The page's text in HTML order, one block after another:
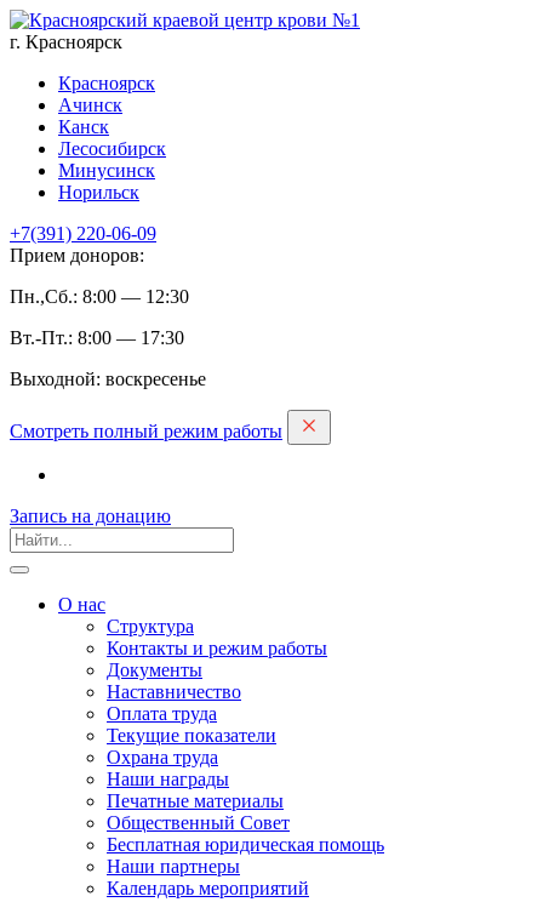
г. Красноярск
Красноярск
Ачинск
Канск
Лесосибирск
Минусинск
Норильск
+7(391) 220-06-09
Прием доноров:
Пн.,Сб.: 8:00 — 12:30
Вт.-Пт.: 8:00 — 17:30
Выходной: воскресенье
Смотреть полный режим работы
Запись на дoнацию
О нас
Структура
Контакты и режим работы
Документы
Наставничество
Оплата труда
Текущие показатели
Охрана труда
Наши награды
Печатные материалы
Общественный Совет
Бесплатная юридическая помощь
Наши партнеры
Календарь мероприятий